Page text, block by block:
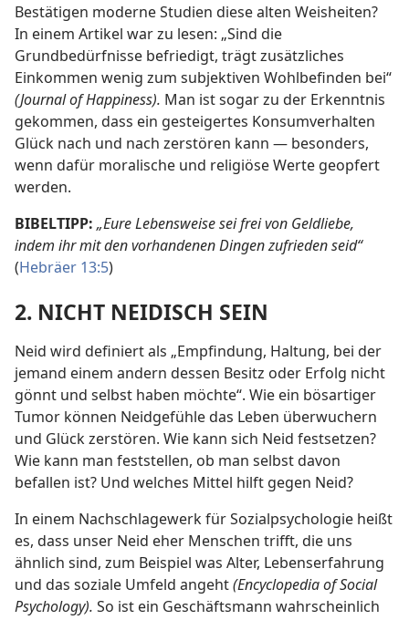
Bestätigen moderne Studien diese alten Weisheiten?
In einem Artikel war zu lesen: „Sind die
Grundbedürfnisse befriedigt, trägt zusätzliches
Einkommen wenig zum subjektiven Wohlbefinden bei“
(Journal of Happiness). Man ist sogar zu der Erkenntnis
gekommen, dass ein gesteigertes Konsumverhalten
Glück nach und nach zerstören kann — besonders,
wenn dafür moralische und religiöse Werte geopfert
werden.
BIBELTIPP: „Eure Lebensweise sei frei von Geldliebe,
indem ihr mit den vorhandenen Dingen zufrieden seid“
(Hebräer 13:5)
2. NICHT NEIDISCH SEIN
Neid wird definiert als „Empfindung, Haltung, bei der
jemand einem andern dessen Besitz oder Erfolg nicht
gönnt und selbst haben möchte“. Wie ein bösartiger
Tumor können Neidgefühle das Leben überwuchern
und Glück zerstören. Wie kann sich Neid festsetzen?
Wie kann man feststellen, ob man selbst davon
befallen ist? Und welches Mittel hilft gegen Neid?
In einem Nachschlagewerk für Sozialpsychologie heißt
es, dass unser Neid eher Menschen trifft, die uns
ähnlich sind, zum Beispiel was Alter, Lebenserfahrung
und das soziale Umfeld angeht(Encyclopedia of Social
Psychology). So ist ein Geschäftsmann wahrscheinlich